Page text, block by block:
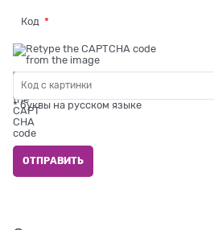
Код
* буквы на русском языке